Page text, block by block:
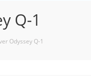
Q-1
Odyssey Q-1